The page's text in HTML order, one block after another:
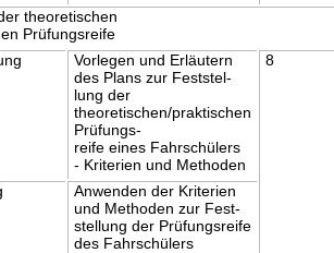
theoretischen
Prüfungsreife
Vorlegen und Erläutern
des Plans zur Feststel-
lung der
theoretischen/praktischen
Prüfungs-
reife eines Fahrschülers
- Kriterien und Methoden
8
Anwenden der Kriterien
und Methoden zur Fest-
stellung der Prüfungsreife
des Fahrschülers